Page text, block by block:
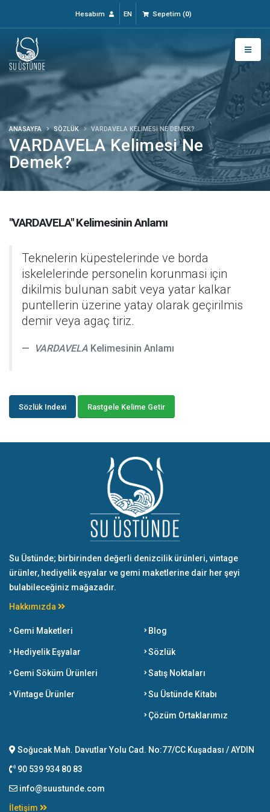
Hesabım EN Sepetim (0)
VARDAVELA Kelimesi Ne
Demek?
ANASAYFA SÖZLÜK VARDAVELA KELIMESI NE DEMEK?
"VARDAVELA" Kelimesinin Anlamı
Teknelerin küpestelerinde ve borda
iskelelerinde personelin korunmasi için
dikilmis bulunan sabit veya yatar kalkar
puntellerin üzerine yatay olarak geçirilmis
demir veya agaç tiriz.
VARDAVELA Kelimesinin Anlamı
Sözlük Indexi Rastgele Kelime Getir
Su Üstünde; birbirinden değerli denizcilik ürünleri, vintage
ürünler, hediyelik eşyalar ve gemi maketlerine dair her şeyi
bulabileceğiniz mağazadır.
Hakkımızda
Gemi Maketleri
Hediyelik Eşyalar
Gemi Söküm Ürünleri
Vintage Ürünler
Blog
Sözlük
Satış Noktaları
Su Üstünde Kitabı
Çözüm Ortaklarımız
Soğucak Mah. Davutlar Yolu Cad. No:77/CC Kuşadası / AYDIN
90 539 934 80 83
info@suustunde.com
İletişim